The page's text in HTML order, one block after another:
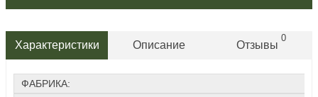
Характеристики Описание Отзывы
0
ФАБРИКА: